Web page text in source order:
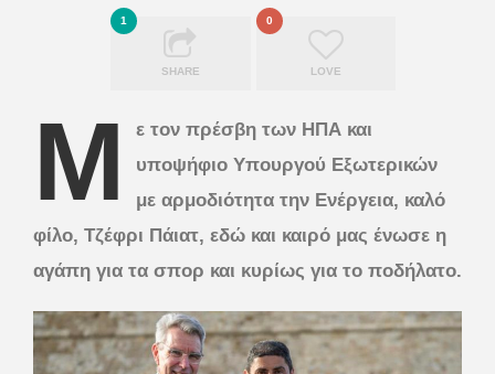
1
SHARE
0
LOVE
Μ
ε τον πρέσβη των ΗΠΑ και
υποψήφιο Υπουργού Εξωτερικών
με αρμοδιότητα την Ενέργεια, καλό
φίλο, Τζέφρι Πάιατ, εδώ και καιρό μας ένωσε η
αγάπη για τα σπορ και κυρίως για το ποδήλατο.